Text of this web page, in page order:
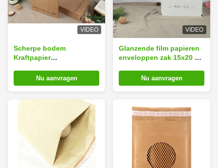
VIDEO
Scherpe bodem
Kraftpapier
papier Duurzame
postzakken
Nu aanvragen
VIDEO
Glanzende film papieren
enveloppen zak 15x20 cm
herbruikbare
brievenveloppen
Nu aanvragen